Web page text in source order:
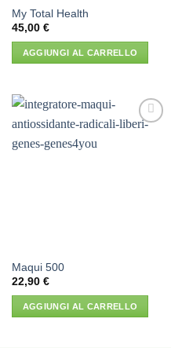
My Total Health
45,00 €
AGGIUNGI AL CARRELLO
Maqui 500
22,90 €
AGGIUNGI AL CARRELLO